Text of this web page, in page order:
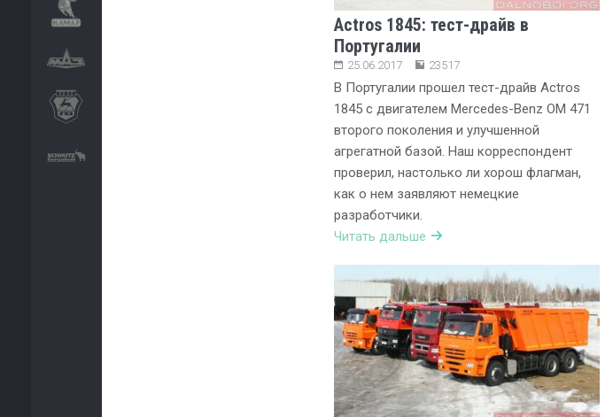
Actros 1845: тест-драйв в
Португалии
25.06.2017 23517
В Португалии прошел тест-драйв Actros
1845 с двигателем Mercedes-Benz ОМ 471
второго поколения и улучшенной
агрегатной базой. Наш корреспондент
проверил, настолько ли хорош флагман,
как о нем заявляют немецкие
разработчики.
Читать дальше